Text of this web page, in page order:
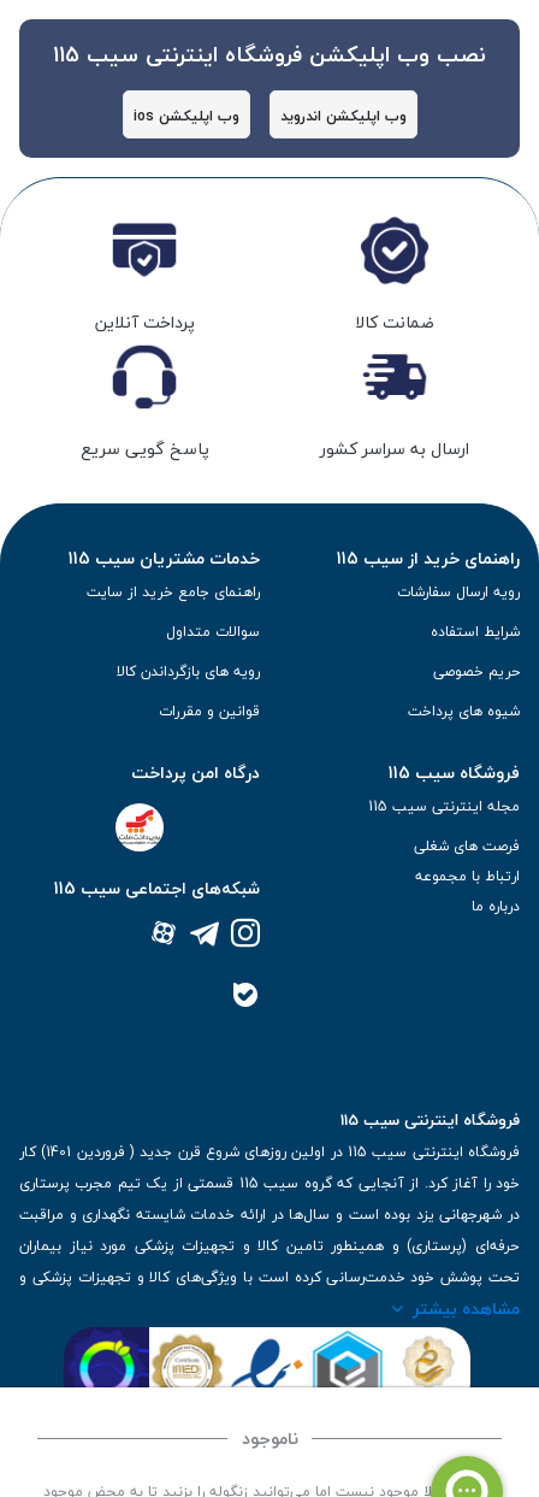
ناموجود
این کالا فعلا موجود نیست اما می‌توانید زنگوله را بزنید تا به محض موجود
نصب وب اپلیکشن فروشگاه اینترنتی سیب 115
وب اپلیکشن اندروید وب اپلیکشن ios
ضمانت کالا پرداخت آنلاین
ارسال به سراسر کشور پاسخ گویی سریع
راهنمای خرید از سیب 115
رویه ارسال سفارشات
شرایط استفاده
حریم خصوصی
شیوه های پرداخت
خدمات مشتریان سیب 115
راهنمای جامع خرید از سایت
سوالات متداول
رویه های بازگرداندن کالا
قوانین و مقررات
فروشگاه سیب 115
مجله اینترنتی سیب 115
فرصت های شغلی
ارتباط با مجموعه
درباره ما
درگاه امن پرداخت
شبکه‌های اجتماعی سیب 115
فروشگاه اینترنتی سیب 115
فروشگاه اینترنتی سیب 115 در اولین روزهای شروع قرن جدید ( فروردین 1401) کار
خود را آغاز کرد. از آنجایی که گروه سیب 115 قسمتی از یک تیم مجرب پرستاری
در شهرجهانی یزد بوده است و سال‌ها در ارائه خدمات شایسته نگهداری و مراقبت
حرفه‌ای (پرستاری) و همینطور تامین کالا و تجهیزات پزشکی مورد نیاز بیماران
تحت پوشش خود خدمت‌رسانی کرده است با ویژگی‌های کالا و تجهیزات پزشکی و
برترین برندهای موجود در بازار اطلاعات بسیار ارزشمندی را دارا می‌باشد
| تلفن تماس : 36333383-035 | ایمیل: Info@Sib115.com
مشاهده بیشتر
کلیه حقوق این سایت متعلق به سیب 115 ( فروشگاه لوازم پزشکی سیب 115 ) است، توسعه و